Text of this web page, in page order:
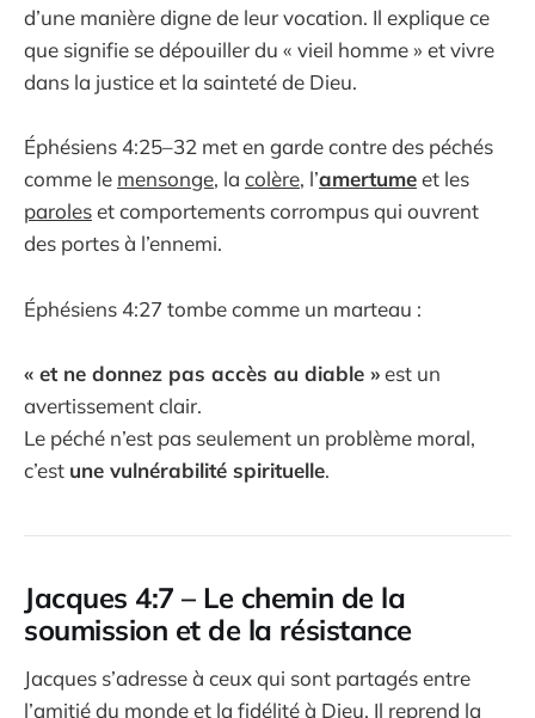
d’une manière digne de leur vocation. Il explique ce
que signifie se dépouiller du « vieil homme » et vivre
dans la justice et la sainteté de Dieu.
Éphésiens 4:25–32 met en garde contre des péchés
comme le mensonge, la colère, l’amertumeet les
paroleset comportements corrompus qui ouvrent
des portes à l’ennemi.
Éphésiens 4:27 tombe comme un marteau :
« et ne donnez pas accès au diable »est un
avertissement clair.
Le péché n’est pas seulement un problème moral,
c’est une vulnérabilité spirituelle.
Jacques 4:7 – Le chemin de la
soumission et de la résistance
Jacques s’adresse à ceux qui sont partagés entre
l’amitié du mondeet la fidélité à Dieu. Il reprend la